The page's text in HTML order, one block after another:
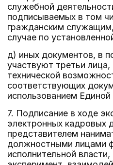
служебной
подписываемых в том
гражданским
случае по
д) иных документов, в
участвуют третьи
технической
соответствующих
использованием
7. Подписание в ходе
электронных кадровых
представителем
должностными лицами
исполнительной